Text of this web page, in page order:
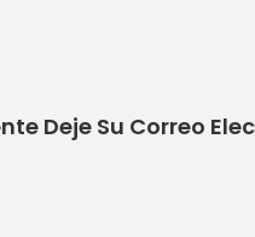
Deje Su Correo